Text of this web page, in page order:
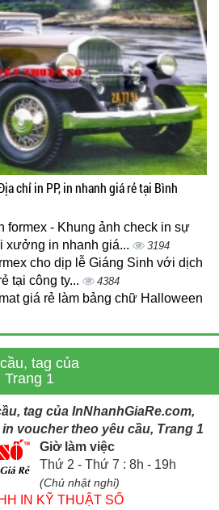
chỉ in PP, in nhanh giá rẻ tại Bình
formex - Khung ảnh check in sự
xưởng in nhanh giá...
3194
cho dịp lễ Giáng Sinh với dịch
tại công ty...
4384
giá rẻ làm bảng chữ Halloween
tag của
Trang 1
tag của InNhanhGiaRe.com,
voucher theo yêu cầu, Trang 1
Giờ làm việc
Thứ 2 - Thứ 7 : 8h - 19h
(Chủ nhật nghỉ)
IN KỸ THUẬT SỐ